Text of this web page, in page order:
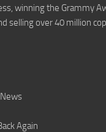
winning the Grammy
selling over 40 million
Again